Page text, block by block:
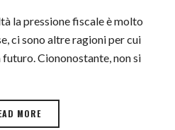
la pressione fiscale è molto
ci sono altre ragioni per cui
futuro. Ciononostante, non si
MORE